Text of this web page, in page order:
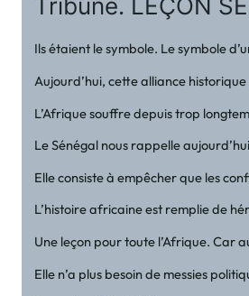
Tribune. LEÇON
Ils étaient le symbole. Le symbole
Aujourd’hui, cette alliance
L’Afrique souffre depuis trop
Le Sénégal nous rappelle
Elle consiste à empêcher que les
L’histoire africaine est remplie de
Une leçon pour toute l’Afrique. Car
Elle n’a plus besoin de messies